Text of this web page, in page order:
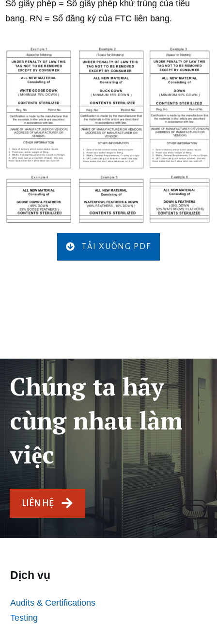
Số giấy phép = Số giấy phép khử trùng của tiểu
bang. RN = Số đăng ký của FTC liên bang.
TẢI XUỐNG PDF
Chúng ta hãy
cùng nhau làm
việc
LIÊN HỆ
Dịch vụ
Audits & Certifications
Testing